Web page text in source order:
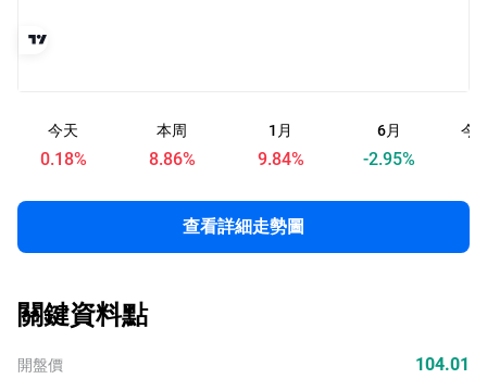
今天
0.18%
本周
8.86%
1月
9.84%
6月
-2.95%
今
查看詳細走勢圖
關鍵資料點
開盤價 104.01